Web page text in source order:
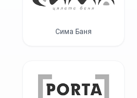
Сима Баня